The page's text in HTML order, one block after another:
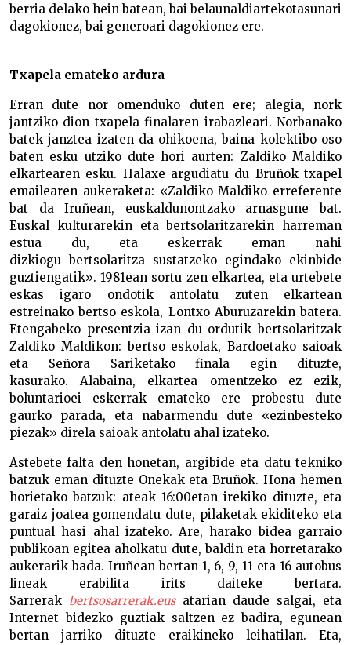
berria delako hein batean, bai belaunaldiartekotasunari
dagokionez, bai generoari dagokionez ere.
Txapela emateko ardura
Erran dute nor omenduko duten ere; alegia, nork
jantziko dion txapela finalaren irabazleari. Norbanako
batek janztea izaten da ohikoena, baina kolektibo oso
baten esku utziko dute hori aurten: Zaldiko Maldiko
elkartearen esku. Halaxe argudiatu du Bruñok txapel
emailearen aukeraketa: «Zaldiko Maldiko erreferente
bat da Iruñean, euskaldunontzako arnasgune bat.
Euskal kulturarekin eta bertsolaritzarekin harreman
estua du, eta eskerrak eman nahi
dizkiogu bertsolaritza sustatzeko egindako ekinbide
guztiengatik». 1981ean sortu zen elkartea, eta urtebete
eskas igaro ondotik antolatu zuten elkartean
estreinako bertso eskola, Lontxo Aburuzarekin batera.
Etengabeko presentzia izan du ordutik bertsolaritzak
Zaldiko Maldikon: bertso eskolak, Bardoetako saioak
eta Señora Sariketako finala egin dituzte,
kasurako. Alabaina, elkartea omentzeko ez ezik,
boluntarioei eskerrak emateko ere probestu dute
gaurko parada, eta nabarmendu dute «ezinbesteko
piezak» direla saioak antolatu ahal izateko.
Astebete falta den honetan, argibide eta datu tekniko
batzuk eman dituzte Onekak eta Bruñok. Hona hemen
horietako batzuk: ateak 16:00etan irekiko dituzte, eta
garaiz joatea gomendatu dute, pilaketak ekiditeko eta
puntual hasi ahal izateko. Are, harako bidea garraio
publikoan egitea aholkatu dute, baldin eta horretarako
aukerarik bada. Iruñean bertan 1, 6, 9, 11 eta 16 autobus
lineak erabilita irits daiteke bertara.
Sarrerak bertsosarrerak.eusatarian daude salgai, eta
Internet bidezko guztiak saltzen ez badira, egunean
bertan jarriko dituzte eraikineko leihatilan. Eta,